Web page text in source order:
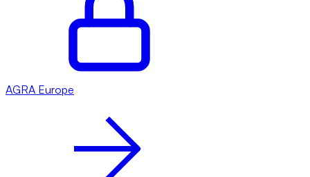
AGRA Europe